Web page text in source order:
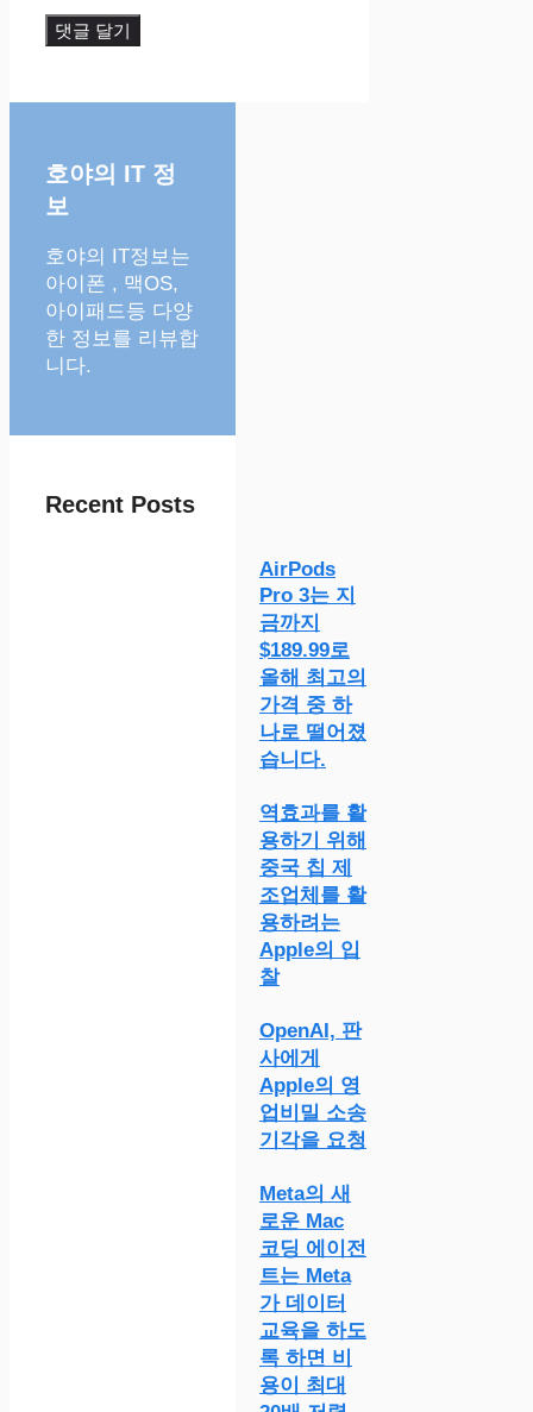
호야의 IT 정
보
호야의 IT정보는
아이폰 , 맥OS,
아이패드등 다양
한 정보를 리뷰합
니다.
Recent Posts
AirPods
Pro 3는 지
금까지
$189.99로
올해 최고의
가격 중 하
나로 떨어졌
습니다.
역효과를 활
용하기 위해
중국 칩 제
조업체를 활
용하려는
Apple의 입
찰
OpenAI, 판
사에게
Apple의 영
업비밀 소송
기각을 요청
Meta의 새
로운 Mac
코딩 에이전
트는 Meta
가 데이터
교육을 하도
록 하면 비
용이 최대